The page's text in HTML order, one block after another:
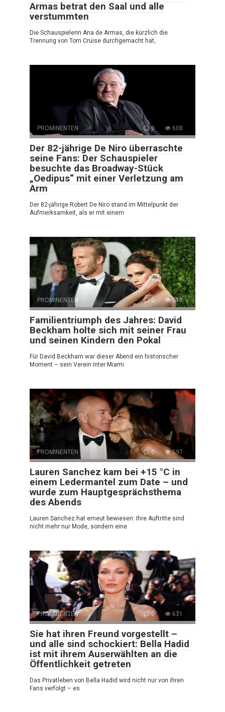
Armas betrat den Saal und alle
verstummten
Die Schauspielerin Ana de Armas, die kürzlich die
Trennung von Tom Cruise durchgemacht hat,
PROMINENTEN 0 608
Der 82-jährige De Niro überraschte
seine Fans: Der Schauspieler
besuchte das Broadway-Stück
„Oedipus“ mit einer Verletzung am
Arm
Der 82-jährige Robert De Niro stand im Mittelpunkt der
Aufmerksamkeit, als er mit einem
PROMINENTEN 0 518
Familientriumph des Jahres: David
Beckham holte sich mit seiner Frau
und seinen Kindern den Pokal
Für David Beckham war dieser Abend ein historischer
Moment – sein Verein Inter Miami
PROMINENTEN 0 597
Lauren Sanchez kam bei +15 °C in
einem Ledermantel zum Date – und
wurde zum Hauptgesprächsthema
des Abends
Lauren Sanchez hat erneut bewiesen: Ihre Auftritte sind
nicht mehr nur Mode, sondern eine
PROMINENTEN 0 631
Sie hat ihren Freund vorgestellt –
und alle sind schockiert: Bella Hadid
ist mit ihrem Auserwählten an die
Öffentlichkeit getreten
Das Privatleben von Bella Hadid wird nicht nur von ihren
Fans verfolgt – es